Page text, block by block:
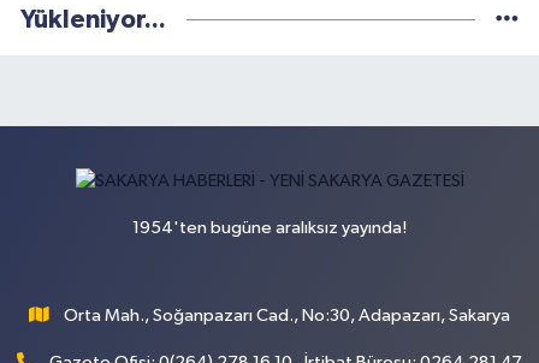
Yükleniyor...
1954'ten bugüne aralıksız yayında!
Orta Mah., Soğanpazarı Cad., No:30, Adapazarı, Sakarya